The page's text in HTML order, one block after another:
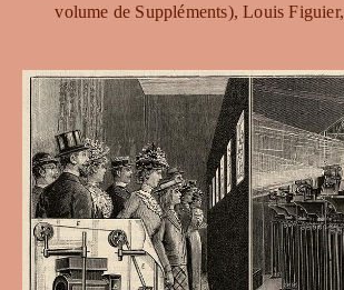
volume de Suppléments), Louis